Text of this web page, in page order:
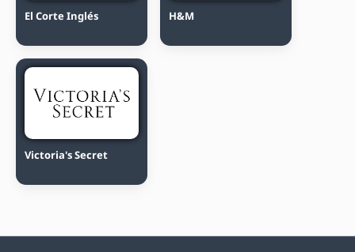
El Corte Inglés H&M
Victoria's Secret